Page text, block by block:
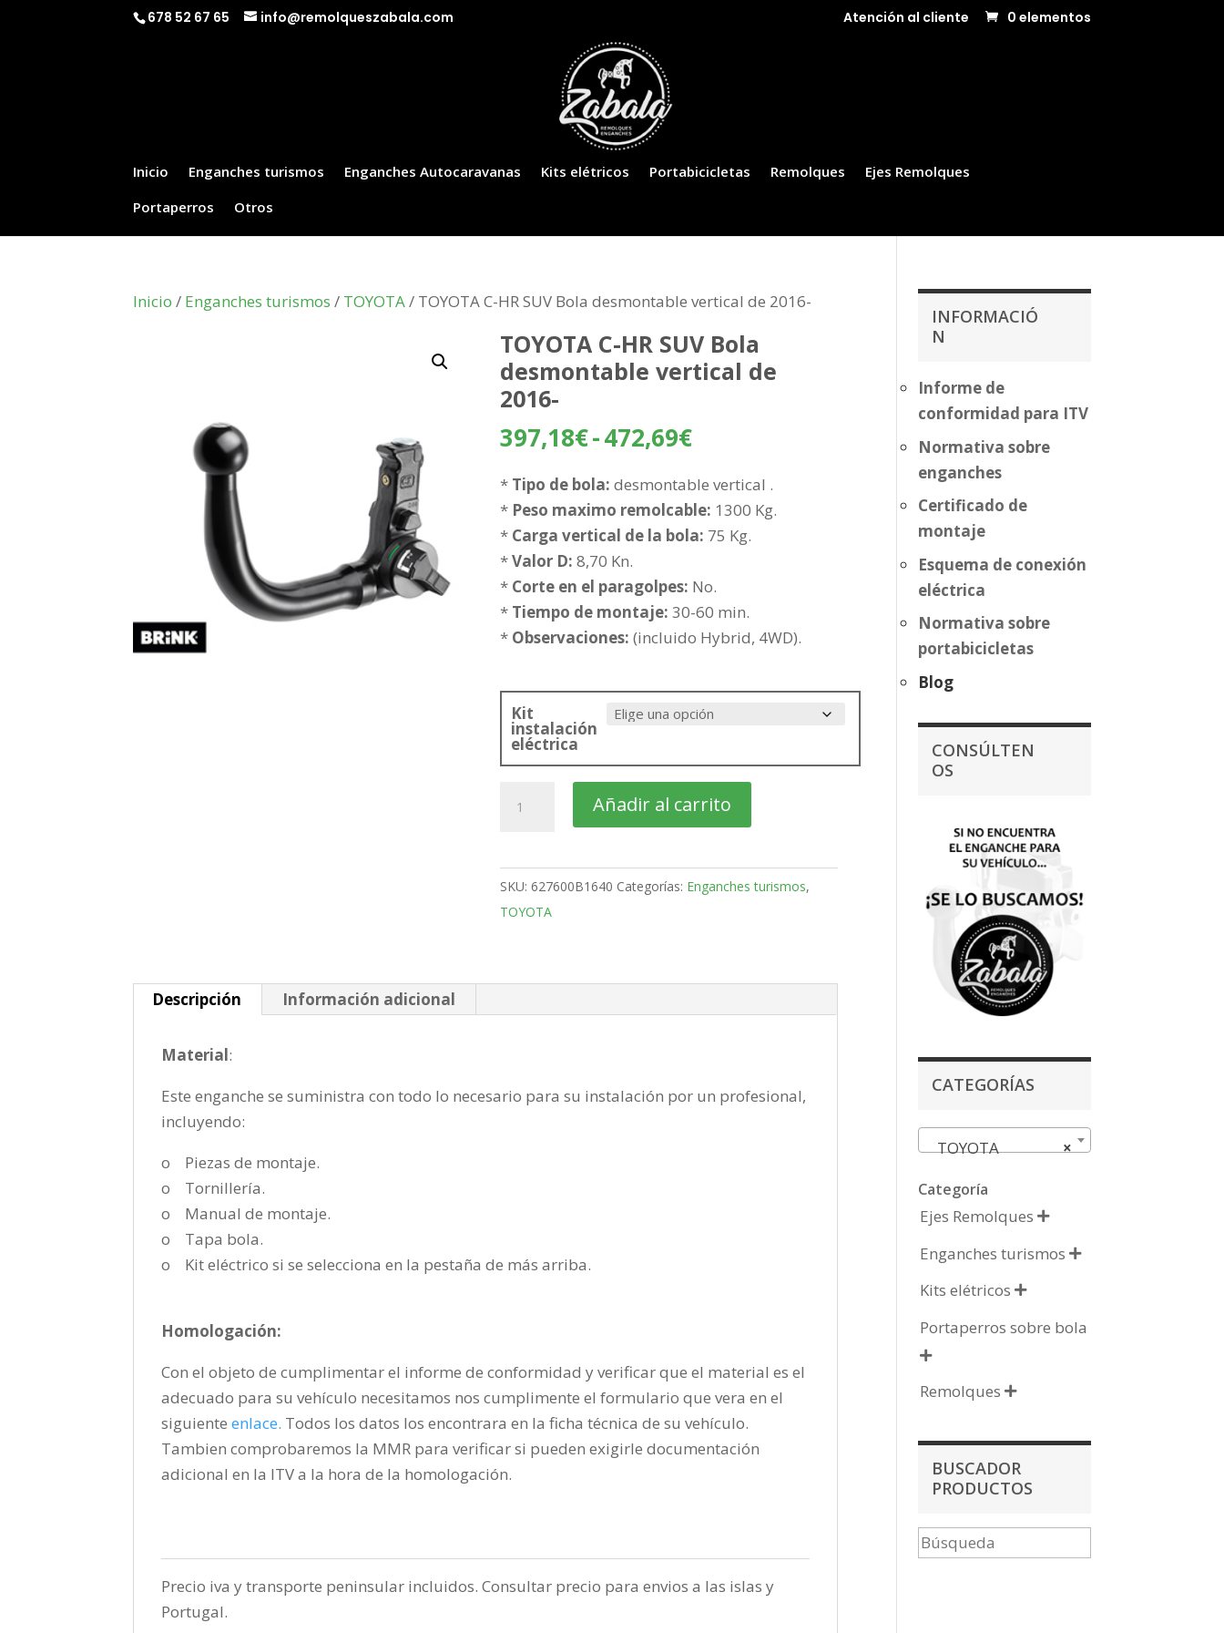
678 52 67 65 info@remolqueszabala.com Atención al cliente 0 elementos
Inicio Enganches turismos Enganches Autocaravanas Kits elétricos Portabicicletas Remolques
Ejes Remolques
Portaperros
Otros
Inicio / Enganches turismos / TOYOTA/ TOYOTA C-HR SUV Bola desmontable vertical de 2016-
TOYOTA C-HR SUV Bola
desmontable vertical de
2016-
397,18€-472,69€Rango
precios:
desde
397,18€
472,69€
* Tipo de bola: desmontable vertical .
* Peso maximo remolcable: 1300 Kg.
* Carga vertical de la bola: 75 Kg.
*Valor D: 8,70 Kn.
* Corte en el paragolpes: No.
* Tiempo de montaje: 30-60 min.
* Observaciones: (incluido Hybrid, 4WD).
Kit
instalación
eléctrica
SUV
Bola
desmontable
Añadir al carrito
SKU: 627600B1640 Categorías: Enganches turismos,
TOYOTA
Descripción Información adicional
Material:
Este enganche se suministra con todo lo necesario para su instalación por un profesional,
incluyendo:
o Piezas de montaje.
o Tornillería.
o Manual de montaje.
o Tapa bola.
o Kit eléctrico si se selecciona en la pestaña de más arriba.
Homologación:
Con el objeto de cumplimentar el informe de conformidad y verificar que el material es el
adecuado para su vehículo necesitamos nos cumplimente el formulario que vera en el
siguienteenlace. Todos los datos los encontrara en la ficha técnica de su vehículo.
Tambien comprobaremos la MMR para verificar si pueden exigirle documentación
adicional en la ITV a la hora de la homologación.
Precio iva y transporte peninsular incluidos. Consultar precio para envios a las islas y
Portugal.
INFORMACIÓ
N
Informe de
conformidad para ITV
Normativa sobre
enganches
Certificado de
montaje
Esquema de conexión
eléctrica
Normativa sobre
portabicicletas
Blog
CONSÚLTEN
OS
CATEGORÍAS
×
TOYOTA
Categoría
Ejes Remolques 
Enganches turismos 
Kits elétricos 
Portaperros sobre bola

Remolques 
BUSCADOR
PRODUCTOS